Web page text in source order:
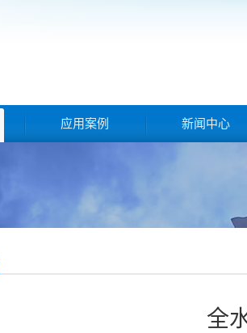
应用案例 新闻中心
全